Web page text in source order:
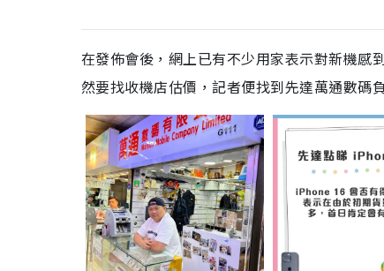
在發佈會後，網上已有不少用家表示對新機感
然要找收機店估價，記者便找到先達萬通數碼